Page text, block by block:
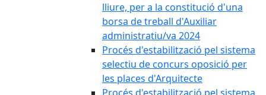
lliure, per a la constitució d'una
borsa de treball d'Auxiliar
administratiu/va 2024
Procés d'estabilització pel sistema
selectiu de concurs oposició per
les places d'Arquitecte